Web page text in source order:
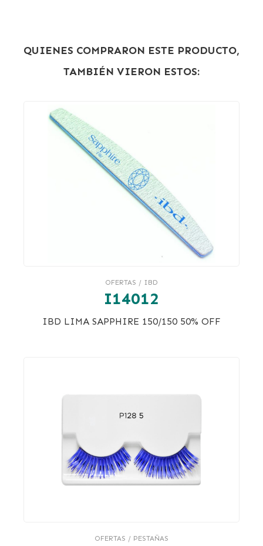
QUIENES COMPRARON ESTE PRODUCTO,
TAMBIÉN VIERON ESTOS:
OFERTAS / IBD
I14012
IBD LIMA SAPPHIRE 150/150 50% OFF
OFERTAS / PESTAÑAS